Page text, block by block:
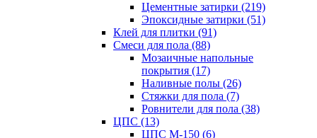
Цементные затирки (219)
Эпоксидные затирки (51)
Клей для плитки (91)
Смеси для пола (88)
Мозаичные напольные
покрытия (17)
Наливные полы (26)
Стяжки для пола (7)
Ровнители для пола (38)
ЦПС (13)
ЦПС М-150 (6)